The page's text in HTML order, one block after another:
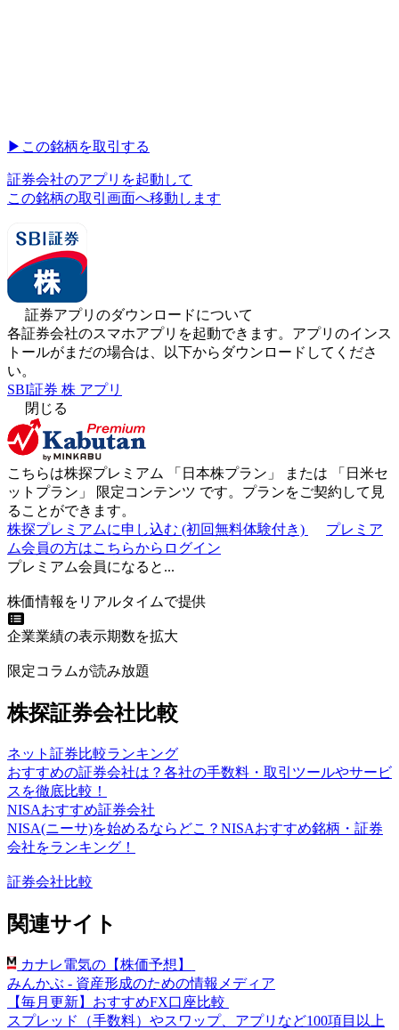
▶︎ この銘柄を取引する
証券会社のアプリを起動して
この銘柄の取引画面へ移動します
証券アプリのダウンロードについて
各証券会社のスマホアプリを起動できます。アプリのインス
トールがまだの場合は、以下からダウンロードしてくださ
い。
SBI証券 株 アプリ
閉じる
こちらは株探プレミアム 「 日本株プラン 」 または 「 日米セ
ットプラン 」 限定コンテンツ です。プランをご契約して見
ることができます。
株探プレミアムに申し込む (初回無料体験付き)
プレミア
ム会員の方はこちらからログイン
プレミアム会員になると...
株価情報をリアルタイムで提供
企業業績の表示期数を拡大
限定コラムが読み放題
株探証券会社比較
ネット証券比較ランキング
おすすめの証券会社は？各社の手数料・取引ツールやサービ
スを徹底比較！
NISAおすすめ証券会社
NISA(ニーサ)を始めるならどこ？NISAおすすめ銘柄・証券
会社をランキング！
証券会社比較
関連サイト
カナレ電気の【株価予想】
みんかぶ - 資産形成のための情報メディア
【毎月更新】おすすめFX口座比較
スプレッド（手数料）やスワップ、アプリなど100項目以上